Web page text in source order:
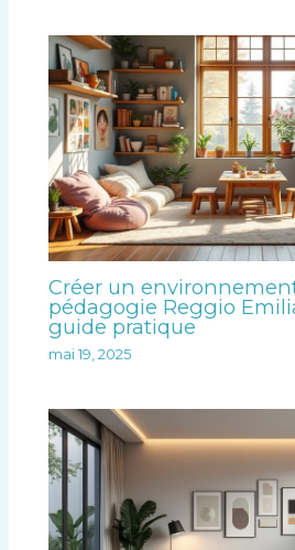
Créer un
pédagogie Reggio
guide pratique
mai 19, 2025